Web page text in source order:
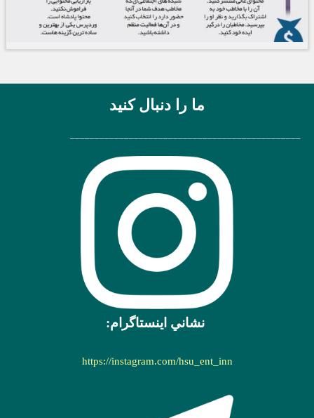
ما را دنبال کنید
نشاني اينستاگرام:
https://instagram.com/hsu_ent_inn